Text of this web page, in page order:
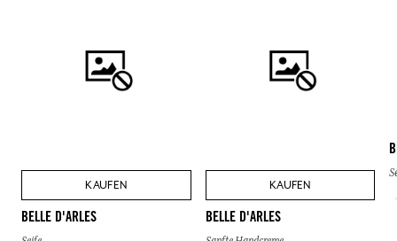
KAUFEN
BELLE D'ARLES
KAUFEN
BELLE D'ARLES